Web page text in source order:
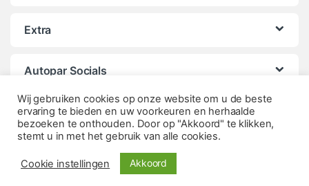
Extra
Autopar Socials
Wij gebruiken cookies op onze website om u de beste
ervaring te bieden en uw voorkeuren en herhaalde
bezoeken te onthouden. Door op "Akkoord" te klikken,
stemt u in met het gebruik van alle cookies.
Cookie instellingen Akkoord